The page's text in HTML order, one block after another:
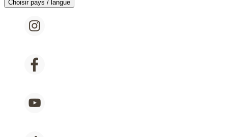
Choisir pays / langue